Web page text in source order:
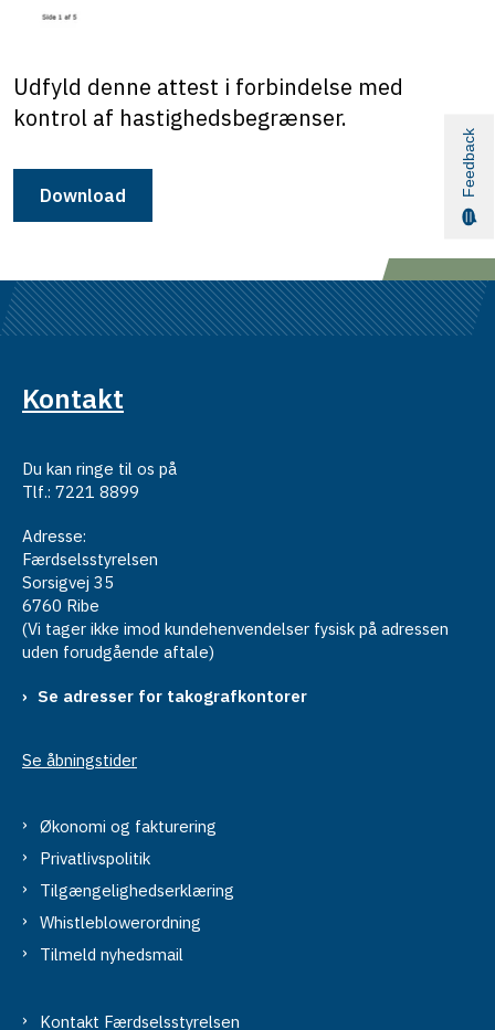
Udfyld denne attest i forbindelse med
kontrol af hastighedsbegrænser.
Download
Kontakt
Du kan ringe til os på
Tlf.: 7221 8899
Adresse:
Færdselsstyrelsen
Sorsigvej 35
6760 Ribe
(Vi tager ikke imod kundehenvendelser fysisk på adressen
uden forudgående aftale)
Se adresser for takografkontorer
Se åbningstider
Økonomi og fakturering
Privatlivspolitik
Tilgængelighedserklæring
Whistleblowerordning
Tilmeld nyhedsmail
Kontakt Færdselsstyrelsen
Feedback